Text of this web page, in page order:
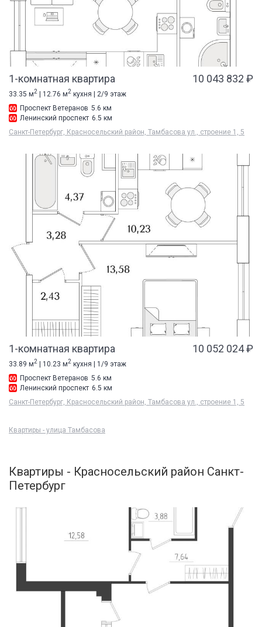
1-комнатная квартира 10 043 832 ₽
33.35 м2 | 12.76 м2 кухня | 2/9 этаж
Проспект Ветеранов 5.6 км
Ленинский проспект 6.5 км
Санкт-Петербург, Красносельский район, Тамбасова ул., строение 1, 5
1-комнатная квартира 10 052 024 ₽
33.89 м2 | 10.23 м2 кухня | 1/9 этаж
Проспект Ветеранов 5.6 км
Ленинский проспект 6.5 км
Санкт-Петербург, Красносельский район, Тамбасова ул., строение 1, 5
Квартиры - улица Тамбасова
Квартиры - Красносельский район Санкт-
Петербург